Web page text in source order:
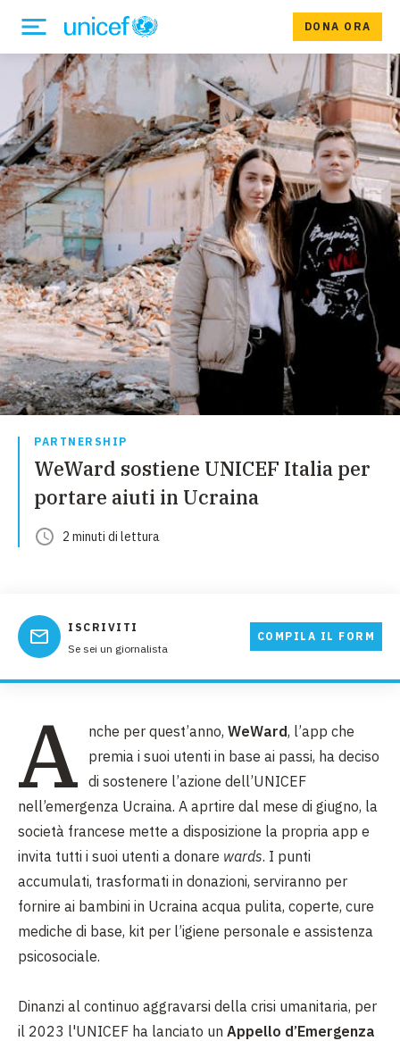
DONA ORA
PARTNERSHIP
WeWard sostiene UNICEF Italia per
portare aiuti in Ucraina
2 minuti di lettura
ISCRIVITI
Se sei un giornalista
COMPILA IL FORM
A nche per quest’anno, WeWard, l’app che
premia i suoi utenti in base ai passi, ha deciso
di sostenere l’azione dell’UNICEF
nell’emergenza Ucraina. A aprtire dal mese di giugno, la
società francese mette a disposizione la propria app e
invita tutti i suoi utenti a donare wards. I punti
accumulati, trasformati in donazioni, serviranno per
fornire ai bambini in Ucraina acqua pulita, coperte, cure
mediche di base, kit per l’igiene personale e assistenza
psicosociale.
Dinanzi al continuo aggravarsi della crisi umanitaria, per
il 2023 l'UNICEF ha lanciato un Appello d’Emergenza